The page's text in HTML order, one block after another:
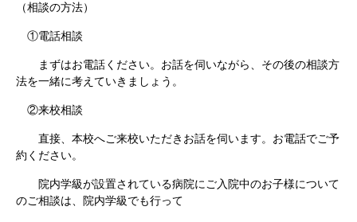
（相談の方法）
①電話相談
まずはお電話ください。お話を伺いながら、その後の相談方
法を一緒に考えていきましょう。
②来校相談
直接、本校へご来校いただきお話を伺います。お電話でご予
約ください。
院内学級が設置されている病院にご入院中のお子様について
のご相談は、院内学級でも行って